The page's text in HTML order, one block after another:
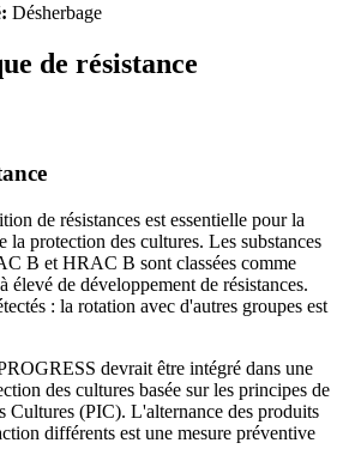
Désherbage
de résistance
de résistances est essentielle pour la
la protection des cultures. Les substances
B et HRAC B sont classées comme
élevé de développement de résistances.
: la rotation avec d'autres groupes est
devrait être intégré dans une
des cultures basée sur les principes de
Cultures (PIC). L'alternance des produits
différents est une mesure préventive